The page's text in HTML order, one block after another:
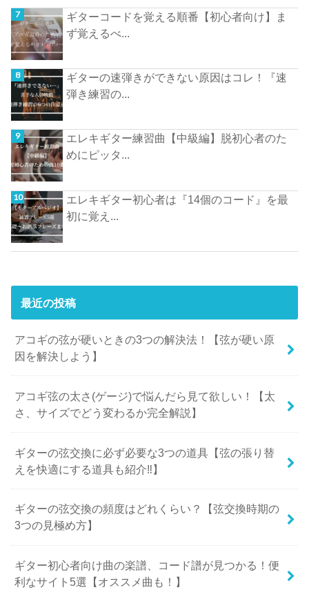
ギターコードを覚える順番【初心者向け】ま
ず覚えるべ...
ギターの速弾きができない原因はコレ！『速
弾き練習の...
エレキギター練習曲【中級編】脱初心者のた
めにピッタ...
エレキギター初心者は『14個のコード』を最
初に覚え...
最近の投稿
アコギの弦が硬いときの3つの解決法！【弦が硬い原
因を解決しよう】
アコギ弦の太さ(ゲージ)で悩んだら見て欲しい！【太
さ、サイズでどう変わるか完全解説】
ギターの弦交換に必ず必要な3つの道具【弦の張り替
えを快適にする道具も紹介‼︎】
ギターの弦交換の頻度はどれくらい？【弦交換時期の
3つの見極め方】
ギター初心者向け曲の楽譜、コード譜が見つかる！便
利なサイト5選【オススメ曲も！】